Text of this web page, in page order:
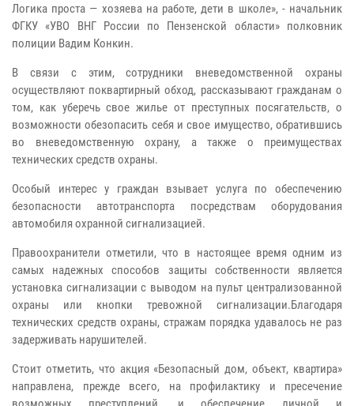
Логика проста — хозяева на работе, дети в школе», - начальник
ФГКУ «УВО ВНГ России по Пензенской области» полковник
полиции Вадим Конкин.
В связи с этим, сотрудники вневедомственной охраны
осуществляют поквартирный обход, рассказывают гражданам о
том, как уберечь свое жилье от преступных посягательств, о
возможности обезопасить себя и свое имущество, обратившись
во вневедомственную охрану, а также о преимуществах
технических средств охраны.
Особый интерес у граждан взывает услуга по обеспечению
безопасности автотранспорта посредствам оборудования
автомобиля охранной сигнализацией.
Правоохранители отметили, что в настоящее время одним из
самых надежных способов защиты собственности является
установка сигнализации с выводом на пульт централизованной
охраны или кнопки тревожной сигнализации.Благодаря
технических средств охраны, стражам порядка удавалось не раз
задерживать нарушителей.
Стоит отметить, что акция «Безопасный дом, объект, квартира»
направлена, прежде всего, на профилактику и пресечение